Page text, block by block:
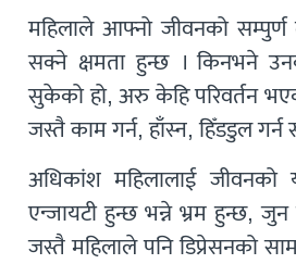
महिलाले आफ्नो जीवनको सम्पुर्ण
सक्ने क्षमता हुन्छ । किनभने
सुकेको हो, अरु केहि परिवर्तन
जस्तै काम गर्न, हाँस्न, हिँडडुल गर्न
अधिकांश महिलालाई जीवनको
एन्जायटी हुन्छ भन्ने भ्रम हुन्छ,
जस्तै महिलाले पनि डिप्रेसनको